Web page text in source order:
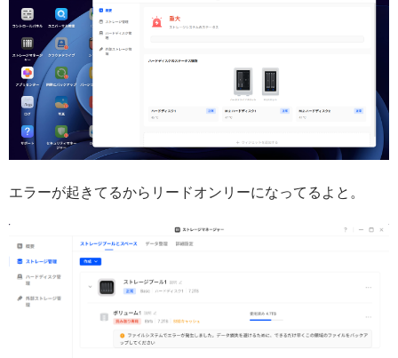
エラーが起きてるからリードオンリーになってるよと。